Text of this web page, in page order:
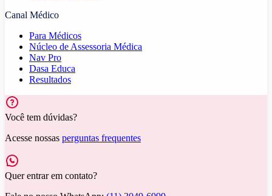
Canal Médico
Para Médicos
Núcleo de Assessoria Médica
Nav Pro
Dasa Educa
Resultados
Você tem dúvidas?
Acesse nossas perguntas frequentes
Quer entrar em contato?